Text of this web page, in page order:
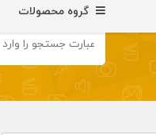
گروه محصولات